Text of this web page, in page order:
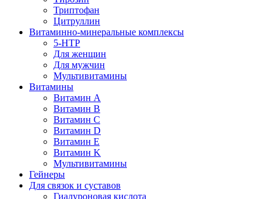
Триптофан
Цитруллин
Витаминно-минеральные комплексы
5-HTP
Для женщин
Для мужчин
Мультивитамины
Витамины
Витамин A
Витамин B
Витамин C
Витамин D
Витамин E
Витамин K
Мультивитамины
Гейнеры
Для связок и суставов
Гиалуроновая кислота